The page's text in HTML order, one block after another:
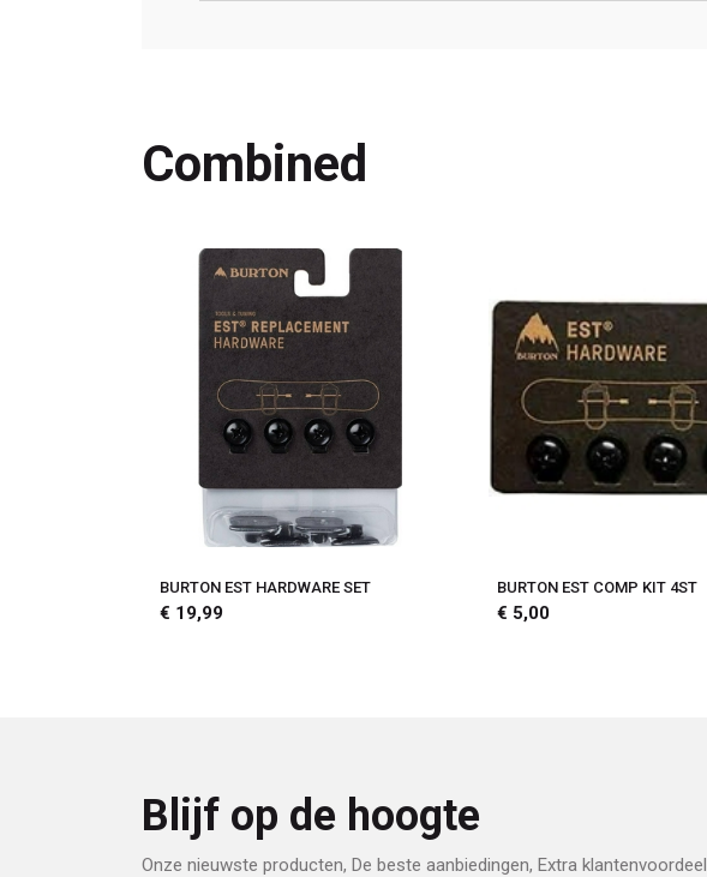
Combined
BURTON EST HARDWARE SET
€ 19,99
BURTON EST COMP KIT 4ST
€ 5,00
Blijf op de hoogte
Onze nieuwste producten, De beste aanbiedingen, Extra klantenvoordeel